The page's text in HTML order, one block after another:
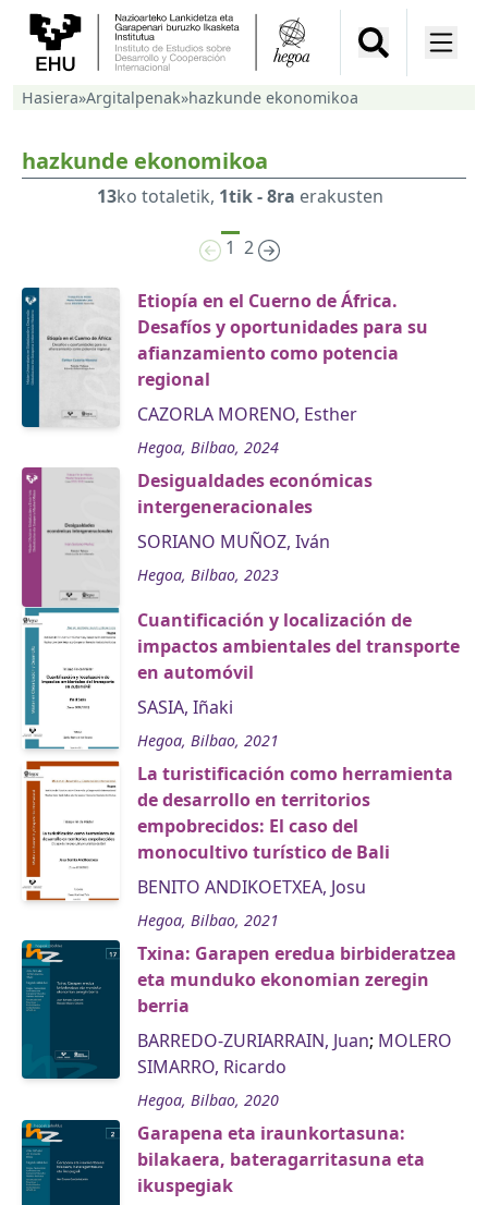
Hasiera»Argitalpenak»hazkunde ekonomikoa
hazkunde ekonomikoa
13ko totaletik, 1tik - 8ra erakusten
1 2
Etiopía en el Cuerno de África.
Desafíos y oportunidades para su
afianzamiento como potencia
regional
CAZORLA MORENO, Esther
Hegoa, Bilbao, 2024
Desigualdades económicas
intergeneracionales
SORIANO MUÑOZ, Iván
Hegoa, Bilbao, 2023
Cuantificación y localización de
impactos ambientales del transporte
en automóvil
SASIA, Iñaki
Hegoa, Bilbao, 2021
La turistificación como herramienta
de desarrollo en territorios
empobrecidos: El caso del
monocultivo turístico de Bali
BENITO ANDIKOETXEA, Josu
Hegoa, Bilbao, 2021
Txina: Garapen eredua birbideratzea
eta munduko ekonomian zeregin
berria
BARREDO-ZURIARRAIN, Juan; MOLERO
SIMARRO, Ricardo
Hegoa, Bilbao, 2020
Garapena eta iraunkortasuna:
bilakaera, bateragarritasuna eta
ikuspegiak